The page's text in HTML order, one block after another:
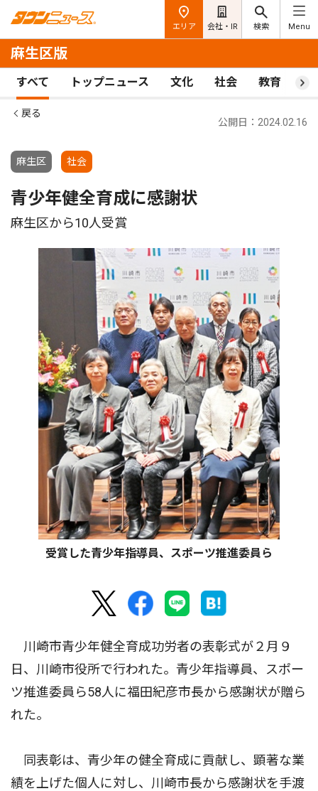
エリア 会社・IR 検索 Menu
麻生区版
すべて トップニュース 文化 社会 教育 ス
戻る
麻生区 社会
公開日：2024.02.16
青少年健全育成に感謝状
麻生区から10人受賞
受賞した青少年指導員、スポーツ推進委員ら
川崎市青少年健全育成功労者の表彰式が２月９
日、川崎市役所で行われた。青少年指導員、スポー
ツ推進委員ら58人に福田紀彦市長から感謝状が贈ら
れた。
同表彰は、青少年の健全育成に貢献し、顕著な業
績を上げた個人に対し、川崎市長から感謝状を手渡